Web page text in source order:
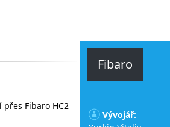
Fibaro HC2
Fibaro
Vývojář: